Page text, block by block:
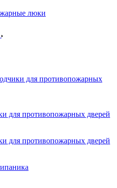
люки
для противопожарных
для противопожарных дверей
для противопожарных дверей